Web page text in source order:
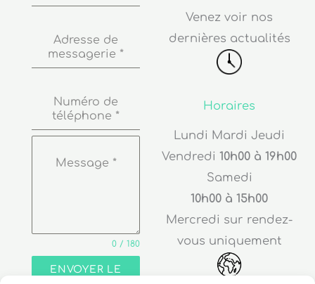
Adresse de
messagerie *
Numéro de
téléphone *
Message *
0 / 180
ENVOYER LE
Venez voir nos
dernières actualités
Horaires
Lundi Mardi Jeudi
Vendredi 10h00 à 19h00
Samedi
10h00 à 15h00
Mercredi sur rendez-
vous uniquement